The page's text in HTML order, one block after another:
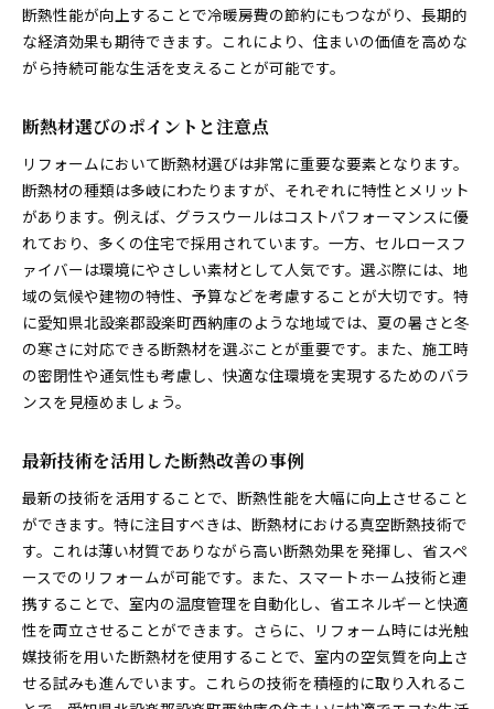
断熱性能が向上することで冷暖房費の節約にもつながり、長期的
な経済効果も期待できます。これにより、住まいの価値を高めな
がら持続可能な生活を支えることが可能です。
断熱材選びのポイントと注意点
リフォームにおいて断熱材選びは非常に重要な要素となります。
断熱材の種類は多岐にわたりますが、それぞれに特性とメリット
があります。例えば、グラスウールはコストパフォーマンスに優
れており、多くの住宅で採用されています。一方、セルロースフ
ァイバーは環境にやさしい素材として人気です。選ぶ際には、地
域の気候や建物の特性、予算などを考慮することが大切です。特
に愛知県北設楽郡設楽町西納庫のような地域では、夏の暑さと冬
の寒さに対応できる断熱材を選ぶことが重要です。また、施工時
の密閉性や通気性も考慮し、快適な住環境を実現するためのバラ
ンスを見極めましょう。
最新技術を活用した断熱改善の事例
最新の技術を活用することで、断熱性能を大幅に向上させること
ができます。特に注目すべきは、断熱材における真空断熱技術で
す。これは薄い材質でありながら高い断熱効果を発揮し、省スペ
ースでのリフォームが可能です。また、スマートホーム技術と連
携することで、室内の温度管理を自動化し、省エネルギーと快適
性を両立させることができます。さらに、リフォーム時には光触
媒技術を用いた断熱材を使用することで、室内の空気質を向上さ
せる試みも進んでいます。これらの技術を積極的に取り入れるこ